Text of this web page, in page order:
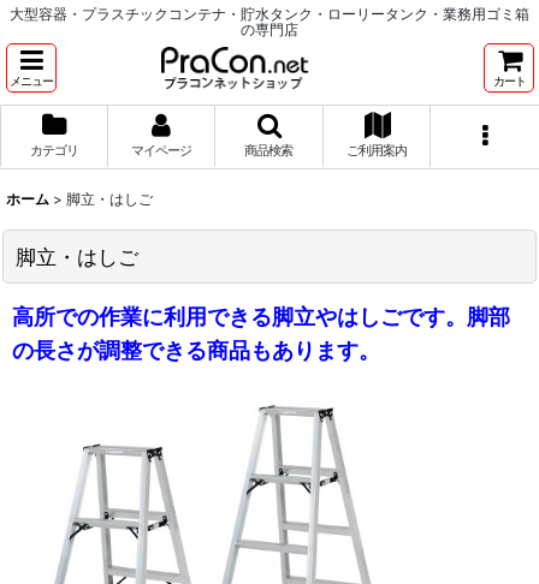
大型容器・プラスチックコンテナ・貯水タンク・ローリータンク・業務用ゴミ箱
の専門店
メニュー カート
カテゴリ マイページ 商品検索 ご利用案内
ホーム > 脚立・はしご
脚立・はしご
高所での作業に利用できる脚立やはしごです。脚部
の長さが調整できる商品もあります。